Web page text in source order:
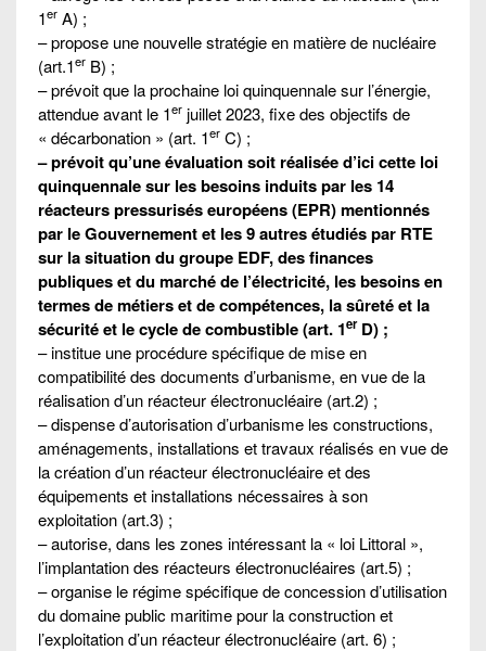
1er A) ;
– propose une nouvelle stratégie en matière de nucléaire
(art.1er B) ;
– prévoit que la prochaine loi quinquennale sur l’énergie,
attendue avant le 1er juillet 2023, fixe des objectifs de
« décarbonation » (art. 1er C) ;
– prévoit qu’une évaluation soit réalisée d’ici cette loi
quinquennale sur les besoins induits par les 14
réacteurs pressurisés européens (EPR) mentionnés
par le Gouvernement et les 9 autres étudiés par RTE
sur la situation du groupe EDF, des finances
publiques et du marché de l’électricité, les besoins en
termes de métiers et de compétences, la sûreté et la
sécurité et le cycle de combustible (art. 1erD) ;
– institue une procédure spécifique de mise en
compatibilité des documents d’urbanisme, en vue de la
réalisation d’un réacteur électronucléaire (art.2) ;
– dispense d’autorisation d’urbanisme les constructions,
aménagements, installations et travaux réalisés en vue de
la création d’un réacteur électronucléaire et des
équipements et installations nécessaires à son
exploitation (art.3) ;
– autorise, dans les zones intéressant la « loi Littoral »,
l’implantation des réacteurs électronucléaires (art.5) ;
– organise le régime spécifique de concession d’utilisation
du domaine public maritime pour la construction et
l’exploitation d’un réacteur électronucléaire (art. 6) ;